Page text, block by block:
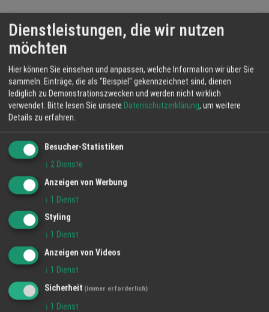
Landmetzgerei Alexander Fix
1 Aug 2026 - 26 Aug 2026
Weitere Informationen >
27 Jul 2026 - 2 Aug 2026
26 Jul 2026 - 2 Aug 2026
Dienstleistungen, die wir nutzen
möchten
Hier können Sie einsehen und anpassen, welche Information wir über Sie
sammeln. Einträge, die als "Beispiel" gekennzeichnet sind, dienen
lediglich zu Demonstrationszwecken und werden nicht wirklich
verwendet. Bitte lesen Sie unsere Datenschutzerklärung, um weitere
Details zu erfahren.
Besucher-Statistiken
↓ 2 Dienste
Anzeigen von Werbung
↓ 1 Dienst
Styling
↓ 1 Dienst
Anzeigen von Videos
↓ 1 Dienst
Sicherheit (immer erforderlich)
↓ 1 Dienst